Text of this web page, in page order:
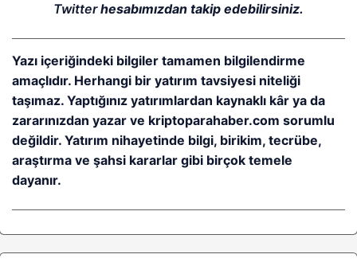
Twitterhesabımızdan takip edebilirsiniz.
Yazı içeriğindeki bilgiler tamamen bilgilendirme
amaçlıdır. Herhangi bir yatırım tavsiyesi niteliği
taşımaz. Yaptığınız yatırımlardan kaynaklı kâr ya da
zararınızdan yazar ve kriptoparahaber.com sorumlu
değildir. Yatırım nihayetinde bilgi, birikim, tecrübe,
araştırma ve şahsi kararlar gibi birçok temele
dayanır.